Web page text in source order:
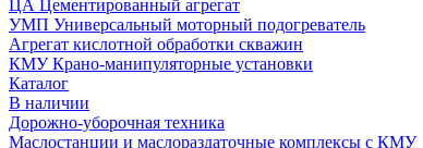
ЦА Цементированный агрегат
УМП Универсальный моторный подогреватель
Агрегат кислотной обработки скважин
КМУ Крано-манипуляторные установки
Каталог
В наличии
Дорожно-уборочная техника
Маслостанции и маслораздаточные комплексы с КМУ